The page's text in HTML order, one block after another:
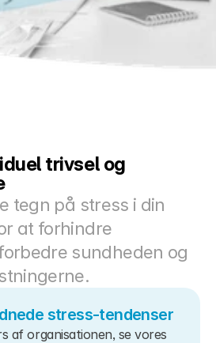
Priser
Language
Danish
trivsel og
tegn på stress i din
at forhindre
sundheden og
stress-tendenser
af organisationen, se vores